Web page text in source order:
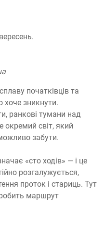
початківців та
хоче зникнути.
ранкові тумани над
світ, який
забути.
«сто ходів» — і це
розгалужується,
проток і стариць. Тут
маршрут